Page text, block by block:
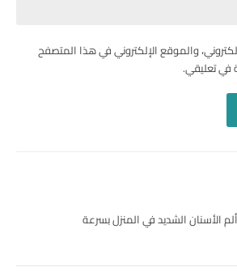
والموقع الإلكتروني في هذا المتصفح
في تعليقي.
الأسنان الشديد في المنزل بسرعة